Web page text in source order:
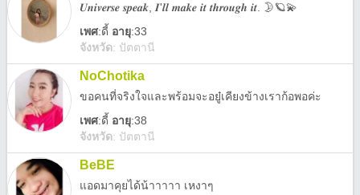
𝑼𝒏𝒊𝒗𝒆𝒓𝒔𝒆 𝒔𝒑𝒆𝒂𝒌, 𝑰'𝒍𝒍 𝒎𝒂𝒌𝒆 𝒊𝒕 𝒕𝒉𝒓𝒐𝒖𝒈𝒉 𝒊𝒕. 🌛🪐💫
เพศ:ดี้ อายุ:33
จังหวัด: ปัตตานี
NoChotika
ขอคนที่จริงใจและพร้อมจะอยู๋เคียงข้างเราก้อพอค่ะ
เพศ:ดี้ อายุ:38
จังหวัด: ปัตตานี
BeBE
แอดมาคุยได้น้าาาาา เหงาๆ